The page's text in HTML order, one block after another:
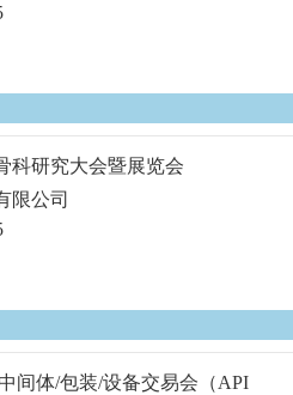
科研究大会暨展览会
限公司
间体/包装/设备交易会（API